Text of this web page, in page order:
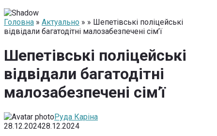
Головна » Актуально » » Шепетівські поліцейські
відвідали багатодітні малозабезпечені сім’ї
Шепетівські поліцейські
відвідали багатодітні
малозабезпечені сім’ї
Руда Каріна
28.12.202428.12.2024